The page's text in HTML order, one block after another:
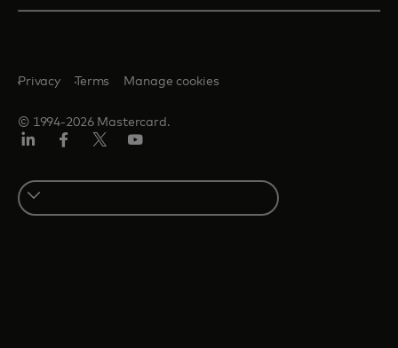
© 1994-2026 Mastercard.
Privacy Terms Manage cookies
Select
a
country